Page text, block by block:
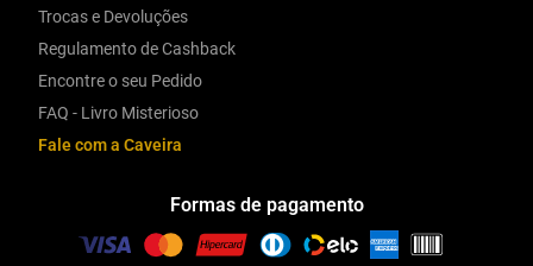
Trocas e Devoluções
Regulamento de Cashback
Encontre o seu Pedido
FAQ - Livro Misterioso
Fale com a Caveira
Formas de pagamento